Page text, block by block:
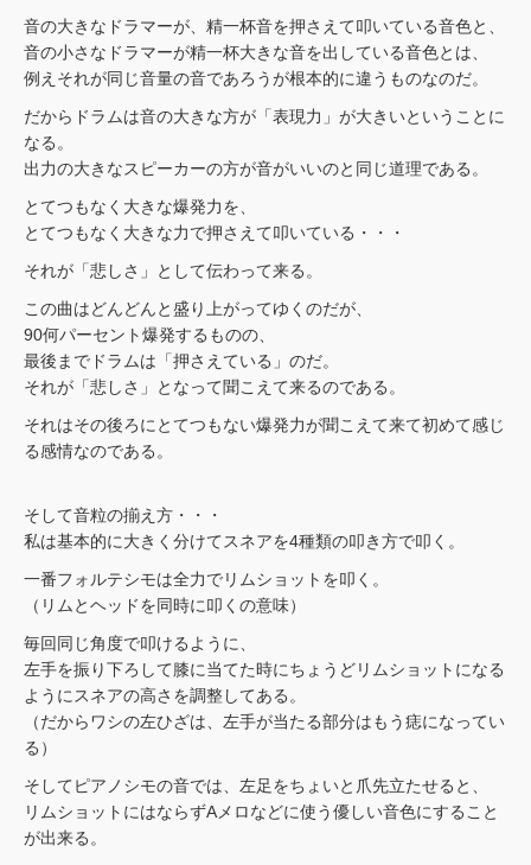
音の大きなドラマーが、精一杯音を押さえて叩いている音色と、
音の小さなドラマーが精一杯大きな音を出している音色とは、
例えそれが同じ音量の音であろうが根本的に違うものなのだ。
だからドラムは音の大きな方が「表現力」が大きいということに
なる。
出力の大きなスピーカーの方が音がいいのと同じ道理である。
とてつもなく大きな爆発力を、
とてつもなく大きな力で押さえて叩いている・・・
それが「悲しさ」として伝わって来る。
この曲はどんどんと盛り上がってゆくのだが、
90何パーセント爆発するものの、
最後までドラムは「押さえている」のだ。
それが「悲しさ」となって聞こえて来るのである。
それはその後ろにとてつもない爆発力が聞こえて来て初めて感じ
る感情なのである。
そして音粒の揃え方・・・
私は基本的に大きく分けてスネアを4種類の叩き方で叩く。
一番フォルテシモは全力でリムショットを叩く。
（リムとヘッドを同時に叩くの意味）
毎回同じ角度で叩けるように、
左手を振り下ろして膝に当てた時にちょうどリムショットになる
ようにスネアの高さを調整してある。
（だからワシの左ひざは、左手が当たる部分はもう痣になってい
る）
そしてピアノシモの音では、左足をちょいと爪先立たせると、
リムショットにはならずAメロなどに使う優しい音色にすること
が出来る。